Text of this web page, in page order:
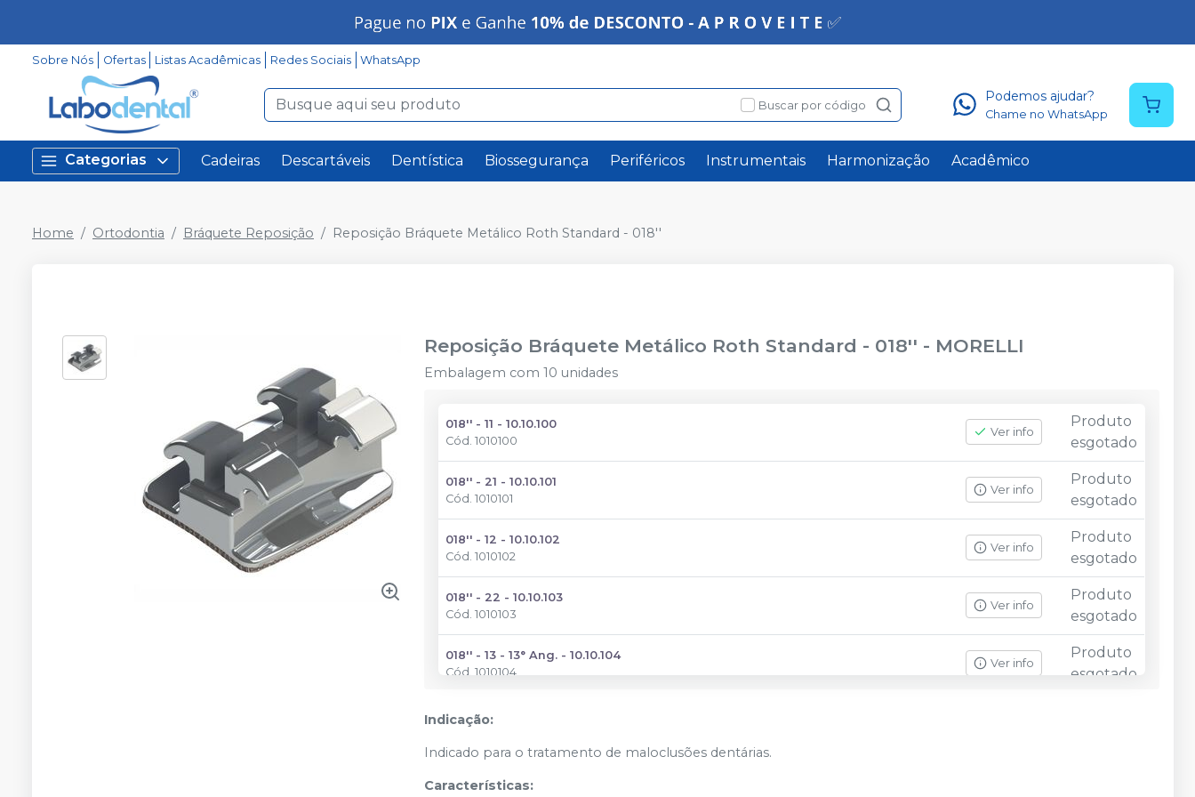
Sobre Nós Ofertas Listas Acadêmicas Redes Sociais WhatsApp
Buscar por código
Podemos ajudar?
Chame no WhatsApp
Categorias Cadeiras Descartáveis Dentística Biossegurança Periféricos Instrumentais Harmonização Acadêmico
Home Ortodontia Bráquete Reposição Reposição Bráquete Metálico Roth Standard - 018''
Reposição Bráquete Metálico Roth Standard - 018'' - MORELLI
Embalagem com 10 unidades
018'' - 11 - 10.10.100
Cód.1010100
Ver info
Produto
esgotado
018'' - 21 - 10.10.101
Cód.1010101
Ver info
Produto
esgotado
018'' - 12 - 10.10.102
Cód.1010102
Ver info
Produto
esgotado
018'' - 22 - 10.10.103
Cód.1010103
Ver info
Produto
esgotado
018'' - 13 - 13° Ang. - 10.10.104
Cód.1010104
Ver info
Produto
esgotado
018'' - 23 - 13° Ang. - 10.10.105
Cód.
Cód.1010108
Indicação:
Indicado para o tratamento de maloclusões dentárias.
Características: